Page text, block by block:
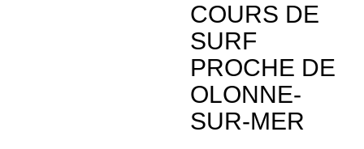
COURS DE
SURF
PROCHE DE
OLONNE-
SUR-MER